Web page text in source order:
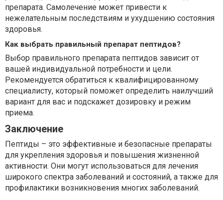
препарата. Самолечение может привести к
нежелательным последствиям и ухудшению состояния
здоровья.
Как выбрать правильный препарат пептидов?
Выбор правильного препарата пептидов зависит от
вашей индивидуальной потребности и цели.
Рекомендуется обратиться к квалифицированному
специалисту, который поможет определить наилучший
вариант для вас и подскажет дозировку и режим
приема.
Заключение
Пептиды – это эффективные и безопасные препараты
для укрепления здоровья и повышения жизненной
активности. Они могут использоваться для лечения
широкого спектра заболеваний и состояний, а также для
профилактики возникновения многих заболеваний.